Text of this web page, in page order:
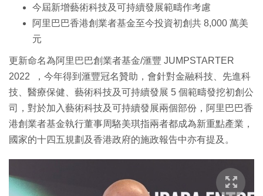
今屆新增藝術科技及可持續發展範疇作考慮
阿里巴巴香港創業者基金至今投資初創共 8,000 萬美
元
更新命名為阿里巴巴創業者基金/滙豐 JUMPSTARTER
2022 ，今年得到滙豐冠名贊助，會針對金融科技、先進科
技、醫療保健、藝術科技及可持續發展 5 個範疇發挖初創公
司，對於加入藝術科技及可持續發展兩個部份，阿里巴巴香
港創業者基金執行董事周駱美琪指兩者都成為新重點產業，
國家的十四五規劃及香港政府的施政報告中亦有提及。